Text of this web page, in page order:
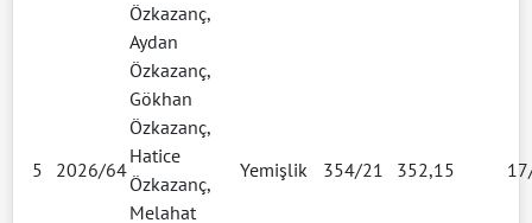
5 2026/64
Özkazanç,
Aydan
Özkazanç,
Gökhan
Özkazanç,
Hatice
Özkazanç,
Melahat
Yemişlik 354/21 352,15